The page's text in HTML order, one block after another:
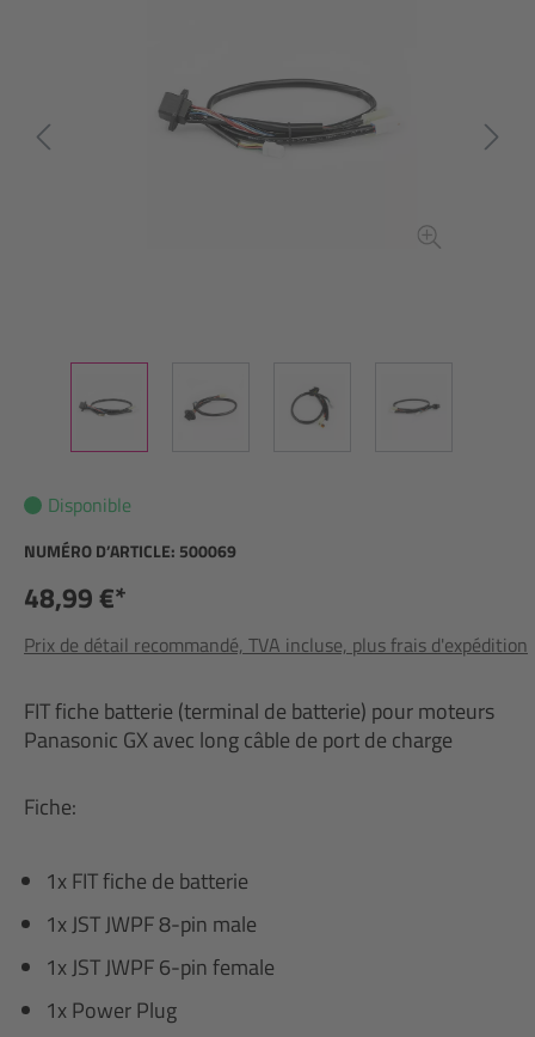
Disponible
NUMÉRO D’ARTICLE: 500069
48,99 €*
Prix de détail recommandé, TVA incluse, plus frais d'expédition
FIT fiche batterie (terminal de batterie) pour moteurs
Panasonic GX avec long câble de port de charge
Fiche:
1x FIT fiche de batterie
1x JST JWPF 8-pin male
1x JST JWPF 6-pin female
1x Power Plug